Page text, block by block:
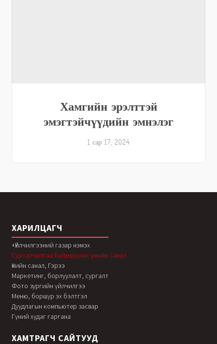
Хамгийн эрэлттэй
эмэгтэйчүүдийн эмнэлэг
1 сар 17, 2024
ХАРИЛЦАГЧ
+Үйлчилгээний газар нэмэх
Сурталчилгаа байршуулах үнийн санал
Үнийн санал, Гэрээ
Маркетинг, борлуулалт, сургалт
Фото зургийн үйлчилгээ
Меню, боршур эх бэлтгэл
Дуудлагын компьютер засвар
Гүний худаг гаргана
ХАМТРАГЧ САЙТУУД